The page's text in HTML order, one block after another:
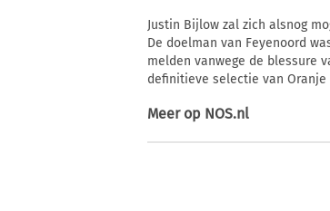
Justin Bijlow zal zich alsnog
De doelman van Feyenoord
melden vanwege de blessure
definitieve selectie van Oranje
Meer op NOS.nl